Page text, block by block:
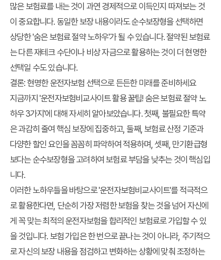
많은 보험료를 내는 것이 과연 경제적으로 이득인지 따져보는 것
이 중요합니다. 동일한 보장 내용이라도 순수보장형을 선택하면
상당한 '숨은 보험료 절약 노하우'가 될 수 있습니다. 절약된 보험료
는 다른 재테크 수단이나 비상 자금으로 활용하는 것이 더 현명한
선택일 수도 있습니다.
결론: 현명한 운전자보험 선택으로 든든한 미래를 준비하세요
지금까지 '운전자보험비교사이트 활용 꿀팁! 숨은 보험료 절약 노
하우 3가지'에 대해 자세히 알아보았습니다. 첫째, 불필요한 특약
은 과감히 줄여 핵심 보장에 집중하고, 둘째, 보험료 산정 기준과
다양한 할인 요인을 꼼꼼히 파악하여 적용하며, 셋째, 만기환급형
보다는 순수보장형을 고려하여 보험료 부담을 낮추는 것이 핵심입
니다.
이러한 노하우들을 바탕으로 '운전자보험비교사이트'를 적극적으
로 활용한다면, 단순히 가장 저렴한 보험을 찾는 것을 넘어 자신에
게 꼭 맞는 최적의 운전자보험을 합리적인 보험료로 가입할 수 있
을 것입니다. 보험 가입은 한 번으로 끝나는 것이 아니라, 주기적으
로 자신의 보장 내용을 점검하고 변화하는 상황에 맞춰 조정하는